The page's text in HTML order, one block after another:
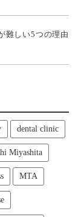
難しい5つの理由
dental clinic
Miyashita
MTA